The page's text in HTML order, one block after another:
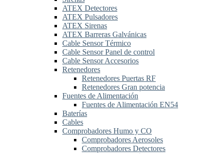
ATEX Detectores
ATEX Pulsadores
ATEX Sirenas
ATEX Barreras Galvánicas
Cable Sensor Térmico
Cable Sensor Panel de control
Cable Sensor Accesorios
Retenedores
Retenedores Puertas RF
Retenedores Gran potencia
Fuentes de Alimentación
Fuentes de Alimentación EN54
Baterías
Cables
Comprobadores Humo y CO
Comprobadores Aerosoles
Comprobadores Detectores